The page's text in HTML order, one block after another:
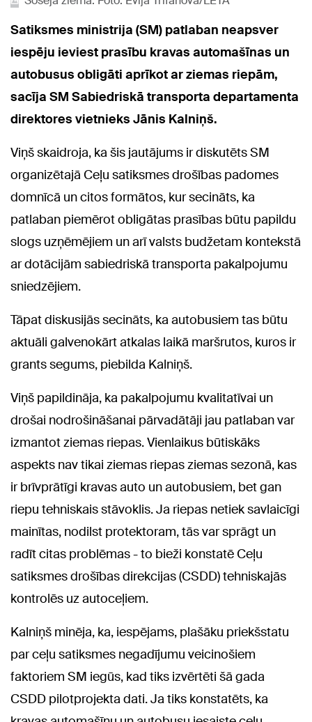
Satiksmes ministrija (SM) patlaban neapsver
iespēju ieviest prasību kravas automašīnas un
autobusus obligāti aprīkot ar ziemas riepām,
sacīja SM Sabiedriskā transporta departamenta
direktores vietnieks Jānis Kalniņš.
Viņš skaidroja, ka šis jautājums ir diskutēts SM
organizētajā Ceļu satiksmes drošības padomes
domnīcā un citos formātos, kur secināts, ka
patlaban piemērot obligātas prasības būtu papildu
slogs uzņēmējiem un arī valsts budžetam kontekstā
ar dotācijām sabiedriskā transporta pakalpojumu
sniedzējiem.
Tāpat diskusijās secināts, ka autobusiem tas būtu
aktuāli galvenokārt atkalas laikā maršrutos, kuros ir
grants segums, piebilda Kalniņš.
Viņš papildināja, ka pakalpojumu kvalitatīvai un
drošai nodrošināšanai pārvadātāji jau patlaban var
izmantot ziemas riepas. Vienlaikus būtiskāks
aspekts nav tikai ziemas riepas ziemas sezonā, kas
ir brīvprātīgi kravas auto un autobusiem, bet gan
riepu tehniskais stāvoklis. Ja riepas netiek savlaicīgi
mainītas, nodilst protektoram, tās var sprāgt un
radīt citas problēmas - to bieži konstatē Ceļu
satiksmes drošības direkcijas (CSDD) tehniskajās
kontrolēs uz autoceļiem.
Kalniņš minēja, ka, iespējams, plašāku priekšstatu
par ceļu satiksmes negadījumu veicinošiem
faktoriem SM iegūs, kad tiks izvērtēti šā gada
CSDD pilotprojekta dati. Ja tiks konstatēts, ka